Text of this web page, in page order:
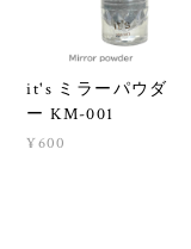
it's ミラーパウダ
ー KM-001
¥600